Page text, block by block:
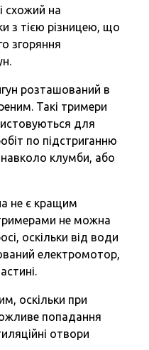
схожий на
з тією різницею, що
згоряння
розташований в
Такі тримери
для
по підстриганню
клумби, або
не є кращим
не можна
оскільки від води
електромотор,
оскільки при
попадання
отвори